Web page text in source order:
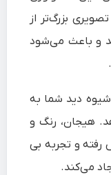
بزرگ‌‌تر از
و باعث می‌شود
به گفته فیلیپس، فناوری Ambilight شیوه‌ دید شما به
هیجان، رنگ و
رفته و تجربه‌ بی
می‌کند.